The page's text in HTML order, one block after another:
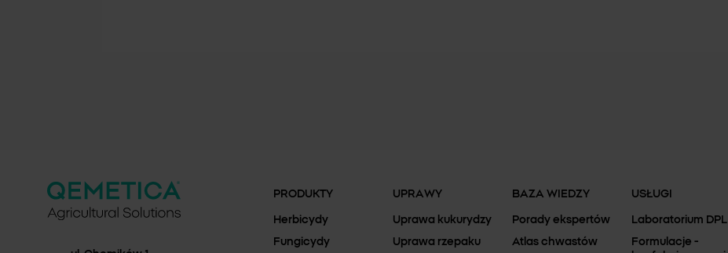
PRODUKTY
Herbicydy
Fungicydy
UPRAWY
Uprawa kukurydzy
Uprawa rzepaku
BAZA WIEDZY
Porady ekspertów
Atlas chwastów
USŁUGI
Laboratorium DPL
Formulacje -